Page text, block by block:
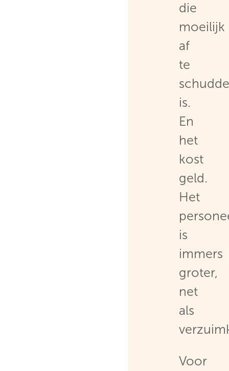
die
moeilijk
af
te
is.
En
het
kost
geld.
Het
is
immers
groter,
net
als
Voor